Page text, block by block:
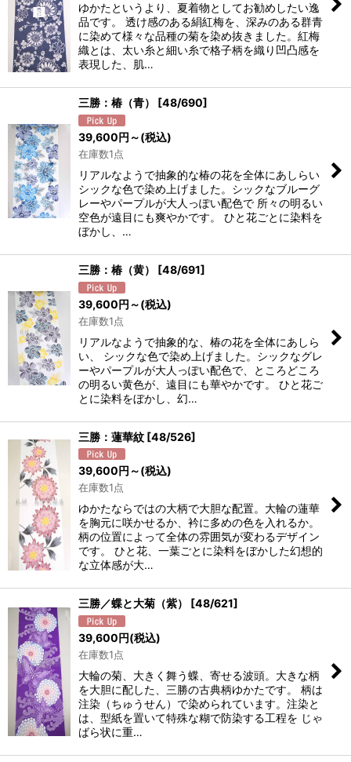
ゆかたというより、夏着物としてお勧めしたい逸
品です。 透け感のある絹紅梅を、深みのある群青
に染めて様々な品種の菊を染め抜きました。紅梅
織とは、太い糸と細い糸で格子柄を織り凹凸感を
表現した、肌…
三勝：椿（青） [48/690]
39,600円 ～(税込)
在庫数1点
リアルなようで抽象的な椿の花を全体にあしらい
シックな色で染め上げました。シックなブルーグ
レーやパープルが大人っぽい配色で 所々の明るい
空色が遠目にも爽やかです。 ひと花ごとに染料を
ぼかし、…
三勝：椿（黄） [48/691]
39,600円 ～(税込)
在庫数1点
リアルなようで抽象的な、椿の花を全体にあしら
い、 シックな色で染め上げました。シックなグレ
ーやパープルが大人っぽい配色で、ところどころ
の明るい黄色が、遠目にも華やかです。 ひと花ご
とに染料をぼかし、幻…
三勝：蓮華紋 [48/526]
39,600 円 ～(税込)
在庫数1点
ゆかたならではの大柄で大胆な配置。大輪の蓮華
を胸元に咲かせるか、衿に多めの色を入れるか。
柄の位置によって全体の雰囲気が変わるデザイン
です。 ひと花、一葉ごとに染料をぼかした幻想的
な立体感が大…
三勝／蝶と大菊（紫） [48/621]
39,600円(税込)
在庫数1点
大輪の菊、大きく舞う蝶、寄せる波頭。大きな柄
を大胆に配した、三勝の古典柄ゆかたです。 柄は
注染（ちゅうせん）で染められています。注染と
は、型紙を置いて特殊な糊で防染する工程を じゃ
ばら状に重…